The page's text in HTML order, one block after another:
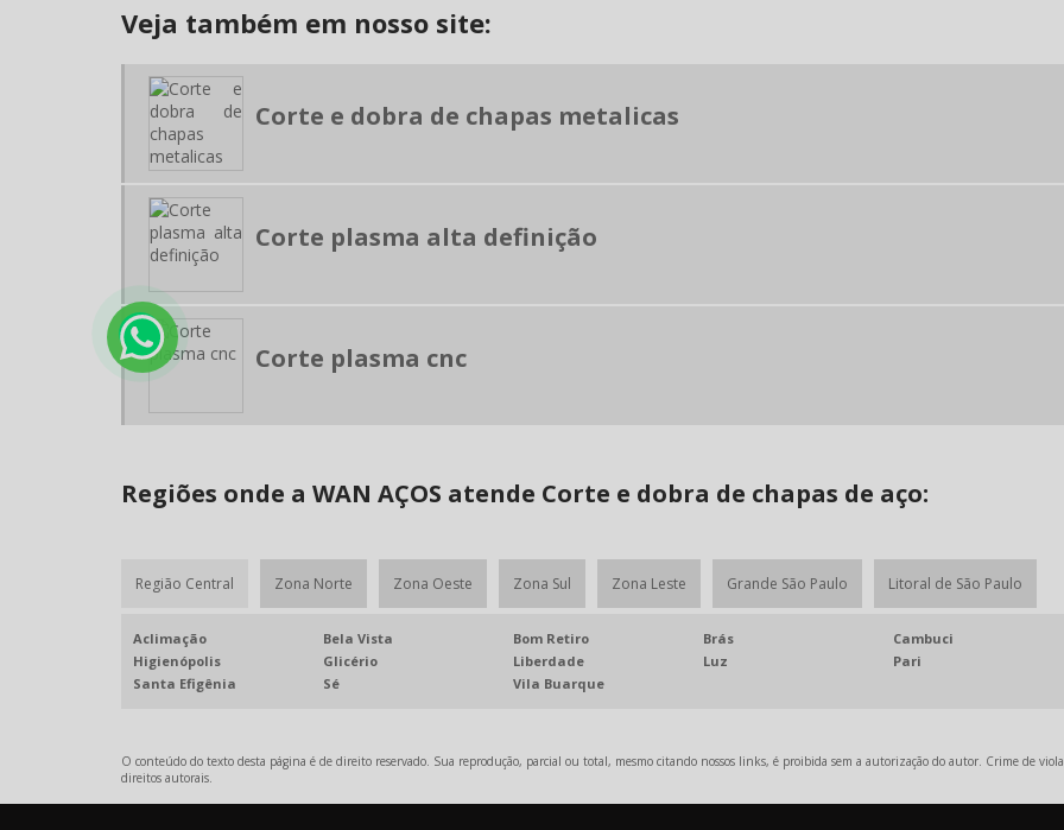
Veja também em nosso site:
Corte e dobra de chapas metalicas
Corte plasma alta definição
Corte plasma cnc
Regiões onde a WAN AÇOS atende Corte e dobra de chapas de aço:
Região Central Zona Norte Zona Oeste Zona Sul Zona Leste Grande São Paulo Litoral de São Paulo
Aclimação Bela Vista Bom Retiro Brás Cambuci
Higienópolis
Glicério Liberdade Luz Pari
Santa Efigênia
Sé Vila Buarque
O conteúdo do texto desta página é de direito reservado. Sua reprodução, parcial ou total, mesmo citando nossos links, é proibida sem a autorização do autor. Crime de
direitos autorais